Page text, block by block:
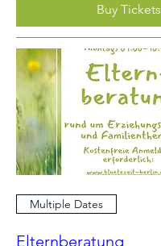
Buy Tickets
Multiple Dates
Elternberatung